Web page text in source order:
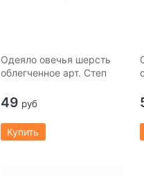
Одеяло овечья шерсть
облегченное арт. Степ
49 руб
Купить